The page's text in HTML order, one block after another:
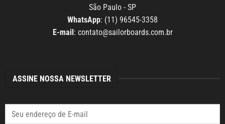
São Paulo - SP
WhatsApp: (11) 96545-3358
E-mail : contato@sailorboards.com.br
ASSINE NOSSA NEWSLETTER